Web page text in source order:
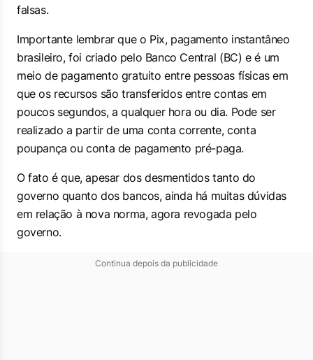
falsas.
Importante lembrar que o Pix, pagamento instantâneo
brasileiro, foi criado pelo Banco Central (BC) e é um
meio de pagamento gratuito entre pessoas físicas em
que os recursos são transferidos entre contas em
poucos segundos, a qualquer hora ou dia. Pode ser
realizado a partir de uma conta corrente, conta
poupança ou conta de pagamento pré-paga.
O fato é que, apesar dos desmentidos tanto do
governo quanto dos bancos, ainda há muitas dúvidas
em relação à nova norma, agora revogada pelo
governo.
Continua depois da publicidade